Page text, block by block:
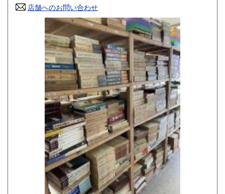
高知県 800円
800円 長崎県
800円 大分県
800円 鹿児島県
1,500円
店舗へのお問い合わせ